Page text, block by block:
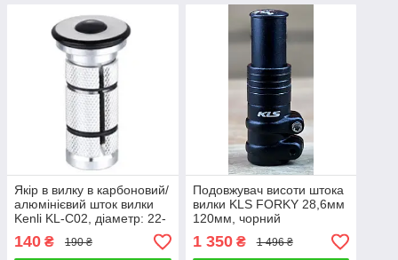
Якір в вилку в карбоновий/
алюмінієвий шток вилки
Kenli KL-C02, діаметр: 22-
25,4 мм, висота: 52 мм
140 ₴ 190 ₴
Подовжувач висоти штока
вилки KLS FORKY 28,6мм
120мм, чорний
1 350₴ 1 496 ₴